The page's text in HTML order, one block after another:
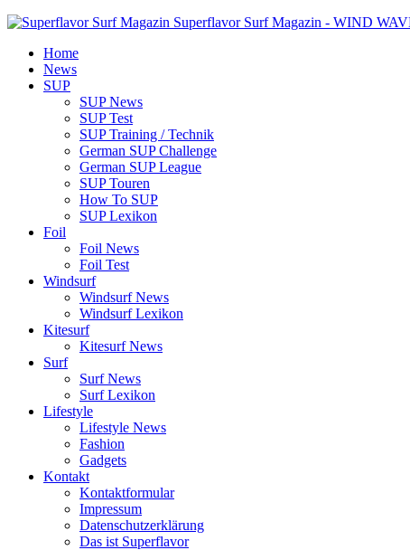
Superflavor Surf Magazin - WIND
Home
News
SUP
SUP News
SUP Test
SUP Training / Technik
German SUP Challenge
German SUP League
SUP Touren
How To SUP
SUP Lexikon
Foil
Foil News
Foil Test
Windsurf
Windsurf News
Windsurf Lexikon
Kitesurf
Kitesurf News
Surf
Surf News
Surf Lexikon
Lifestyle
Lifestyle News
Fashion
Gadgets
Kontakt
Kontaktformular
Impressum
Datenschutzerklärung
Das ist Superflavor